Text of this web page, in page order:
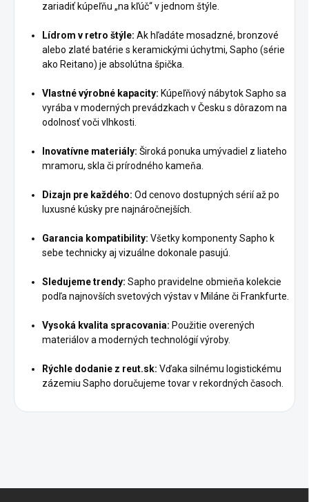
zariadiť kúpeľňu „na kľúč“ v jednom štýle.
Lídrom v retro štýle: Ak hľadáte mosadzné, bronzové
alebo zlaté batérie s keramickými úchytmi, Sapho (série
ako Reitano) je absolútna špička.
Vlastné výrobné kapacity: Kúpeľňový nábytok Sapho sa
vyrába v moderných prevádzkach v Česku s dôrazom na
odolnosť voči vlhkosti.
Inovatívne materiály: Široká ponuka umývadiel z liateho
mramoru, skla či prírodného kameňa.
Dizajn pre každého: Od cenovo dostupných sérií až po
luxusné kúsky pre najnáročnejších.
Garancia kompatibility: Všetky komponenty Sapho k
sebe technicky aj vizuálne dokonale pasujú.
Sledujeme trendy: Sapho pravidelne obmieňa kolekcie
podľa najnovších svetových výstav v Miláne či Frankfurte.
Vysoká kvalita spracovania: Použitie overených
materiálov a moderných technológií výroby.
Rýchle dodanie z reut.sk: Vďaka silnému logistickému
zázemiu Sapho doručujeme tovar v rekordných časoch.